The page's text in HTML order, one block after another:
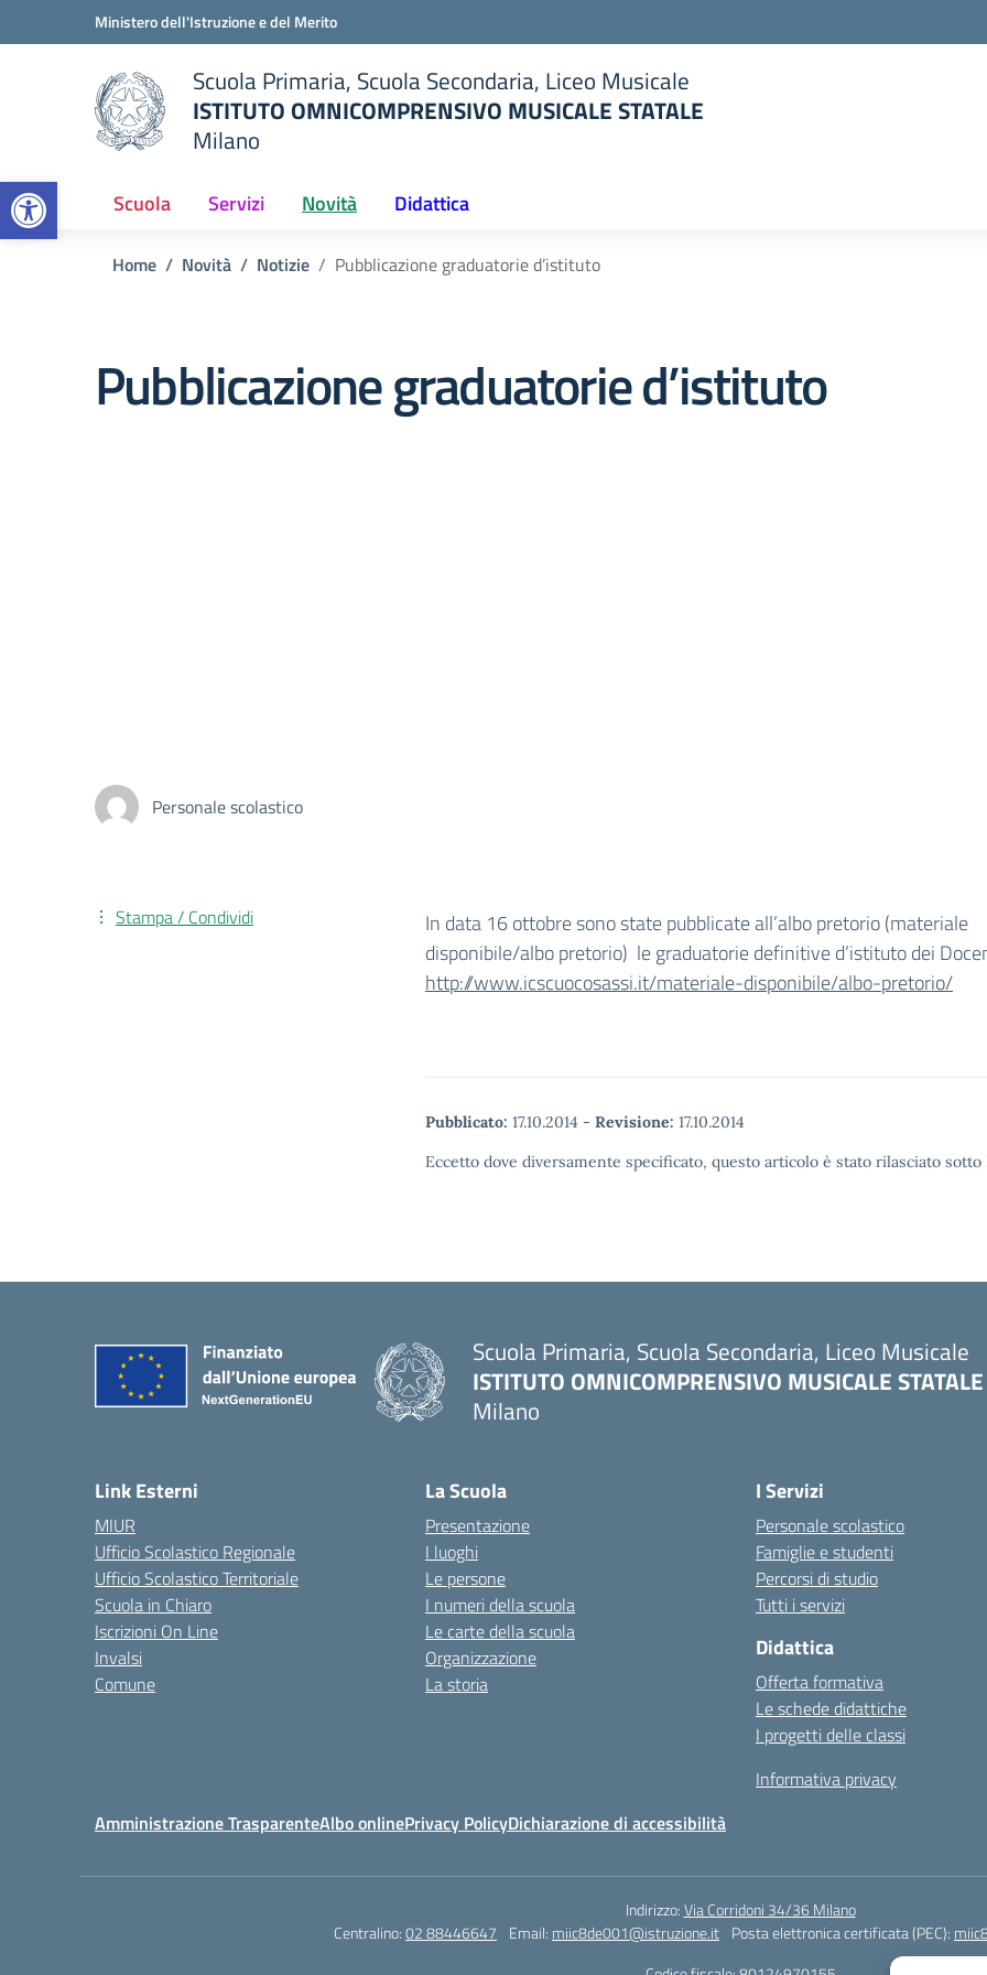
Open toolbar
Vai ai contenuti
Vai al menu di navigazioneMinistero dell'Istruzione e del Merito
scuola
Scuola Primaria, Scuola Secondaria, Liceo Musicale
ISTITUTO OMNICOMPRENSIVO MUSICALE STATALE
Milano
Scuola Servizi Novità Didattica
Home Novità Notizie Pubblicazione graduatorie d’istituto
Pubblicazione graduatorie d’istituto
Personale scolastico
In data 16 ottobre sono state pubblicate all’albo pretorio (materiale
disponibile/albo pretorio) le graduatorie definitive d’istituto dei
http://www.icscuocosassi.it/materiale-disponibile/albo-pretorio/
Pubblicato: 17.10.2014 - Revisione: 17.10.2014
Eccetto dove diversamente specificato, questo articolo è stato rilasciato
Stampa / Condividi
Scuola Primaria, Scuola Secondaria, Liceo Musicale
ISTITUTO OMNICOMPRENSIVO MUSICALE STATALE
Milano
Link Esterni
MIUR
Ufficio Scolastico Regionale
Ufficio Scolastico Territoriale
Scuola in Chiaro
Iscrizioni On Line
Invalsi
Comune
La Scuola
Presentazione
I luoghi
Le persone
I numeri della scuola
Le carte della scuola
Organizzazione
La storia
I Servizi
Personale scolastico
Famiglie e studenti
Percorsi di studio
Tutti i servizi
Didattica
Offerta formativa
Le schede didattiche
I progetti delle classi
Informativa privacy
Amministrazione TrasparenteAlbo onlinePrivacy PolicyDichiarazione di accessibilità
Indirizzo:Via Corridoni 34/36 Milano
Centralino:02 88446647 Email: miic8de001@istruzione.it Posta elettronica certificata (PEC):